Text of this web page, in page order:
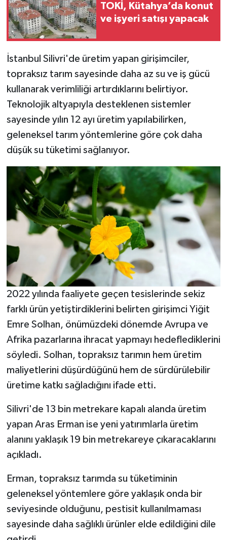
TOKİ, Kütahya’da konut
ve işyeri satışı yapacak
İstanbul Silivri'de üretim yapan girişimciler,
topraksız tarım sayesinde daha az su ve iş gücü
kullanarak verimliliği artırdıklarını belirtiyor.
Teknolojik altyapıyla desteklenen sistemler
sayesinde yılın 12 ayı üretim yapılabilirken,
geleneksel tarım yöntemlerine göre çok daha
düşük su tüketimi sağlanıyor.
2022 yılında faaliyete geçen tesislerinde sekiz
farklı ürün yetiştirdiklerini belirten girişimci Yiğit
Emre Solhan, önümüzdeki dönemde Avrupa ve
Afrika pazarlarına ihracat yapmayı hedeflediklerini
söyledi. Solhan, topraksız tarımın hem üretim
maliyetlerini düşürdüğünü hem de sürdürülebilir
üretime katkı sağladığını ifade etti.
Silivri'de 13 bin metrekare kapalı alanda üretim
yapan Aras Erman ise yeni yatırımlarla üretim
alanını yaklaşık 19 bin metrekareye çıkaracaklarını
açıkladı.
Erman, topraksız tarımda su tüketiminin
geleneksel yöntemlere göre yaklaşık onda bir
seviyesinde olduğunu, pestisit kullanılmaması
sayesinde daha sağlıklı ürünler elde edildiğini dile
Hisarcık
İlçeler
Köşe Yazıları
Kültür Sanat
Magazin
Otomobil
Pazarlar
Politika
Resmi İlan
Rüya Tabirleri
Sağlık
Şaphane
Simav
Siyaset
Tavşanlı
Teknoloji
Türkiye
Video Galeri
Yaşam